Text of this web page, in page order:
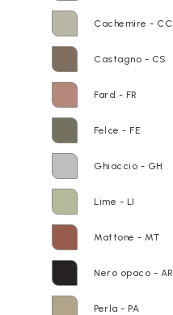
Cachemire - CC
Castagno - CS
Fard - FR
Felce - FE
Ghiaccio - GH
Lime - LI
Mattone - MT
Nero opaco - AR
Perla - PA